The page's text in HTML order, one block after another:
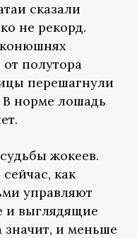
сказали
не рекорд.
полутора
перешагнули
норме лошадь
жокеев.
как
управляют
и выглядящие
значит, и меньше